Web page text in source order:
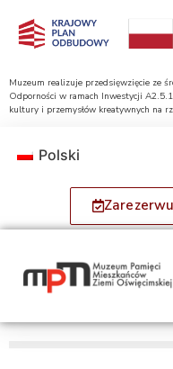
Muzeum realizuje przedsięwzięcie ze
Odporności w ramach Inwestycji
kultury i przemysłów kreatywnych na
Polski